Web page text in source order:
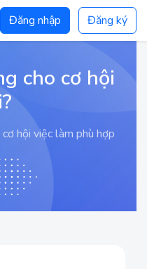
Đăng nhập Đăng ký
cho cơ hội
hội việc làm phù hợp